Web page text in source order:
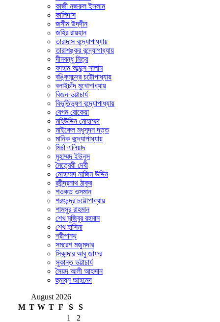
কাজী নজরুল ইসলাম
কালিদাস
জসীম উদ্‌দীন
জহির রায়হান
তারাদাস বন্দ্যোপাধ্যায়
তারাশঙ্কর বন্দ্যোপাধ্যায়
দীনবন্ধু মিত্র
ফাহাম আব্দুস সালাম
বঙ্কিমচন্দ্র চট্টোপাধ্যায়
বলাইচাঁদ মুখোপাধ্যায়
বিজন ভট্টাচার্য
বিভূতিভূষণ বন্দ্যোপাধ্যায়
বেগম রোকেয়া
মহিউদ্দিন মোহাম্মদ
মাইকেল মধুসূদন দত্ত
মানিক বন্দ্যোপাধ্যায়
মির্চা এলিয়াদ
মুহাম্মদ ইউনুস
মৈত্রেয়ী দেবী
মোহাম্মদ নাজিম উদ্দিন
রবীন্দ্রনাথ ঠাকুর
শওকত ওসমান
শরৎচন্দ্র চট্টোপাধ্যায়
শামসুর রাহমান
শেখ মুজিবুর রহমান
শেখ হাসিনা
শ্রীপান্থ
সমরেশ মজুমদার
সিকান্দার আবু জাফর
সুকান্ত ভট্টাচার্য
সৈয়দ আলী আহসান
হুমায়ূন আহমেদ
August 2026
M T W T F S
S
1
2